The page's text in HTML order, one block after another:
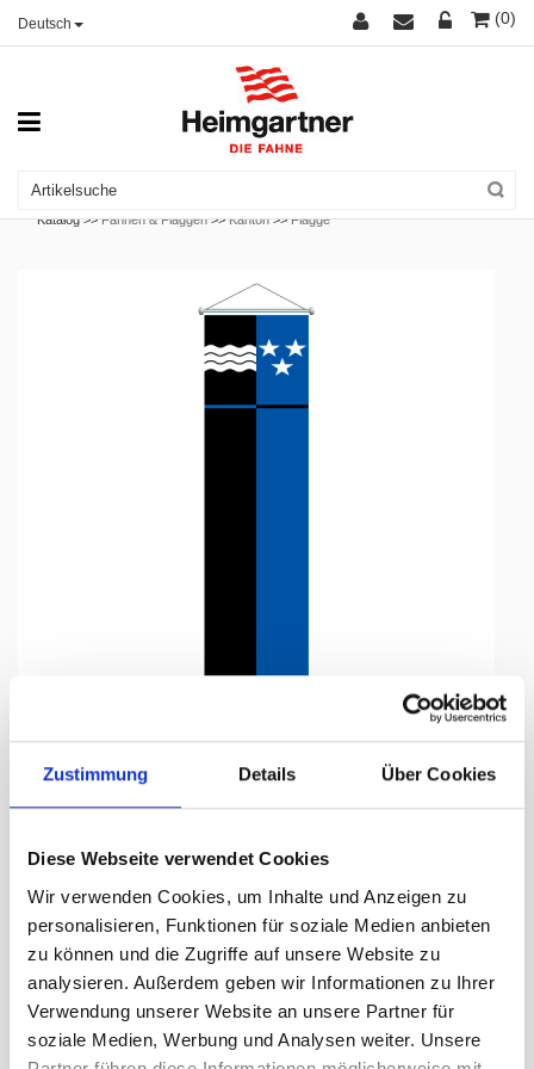
Zustimmung Details Über Cookies
Diese Webseite verwendet Cookies
Wir verwenden Cookies, um Inhalte und Anzeigen zu
personalisieren, Funktionen für soziale Medien anbieten
zu können und die Zugriffe auf unsere Website zu
analysieren. Außerdem geben wir Informationen zu Ihrer
Verwendung unserer Website an unsere Partner für
soziale Medien, Werbung und Analysen weiter. Unsere
Deutsch (0)
Katalog >>Fahnen & Flaggen >>Kanton >>Flagge
Flagge, Kanton bedruckt
Aargau, 78 x 700 cm,
288.30 CHF